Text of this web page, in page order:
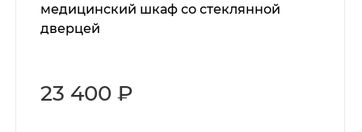
медицинский шкаф со стеклянной
дверцей
23 400 ₽